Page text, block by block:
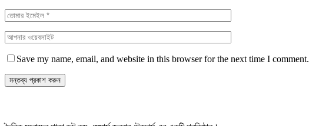
Save my name, email, and website in this browser for the next time I comment.